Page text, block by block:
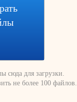
сюда для загрузки.
не более 100 файлов.